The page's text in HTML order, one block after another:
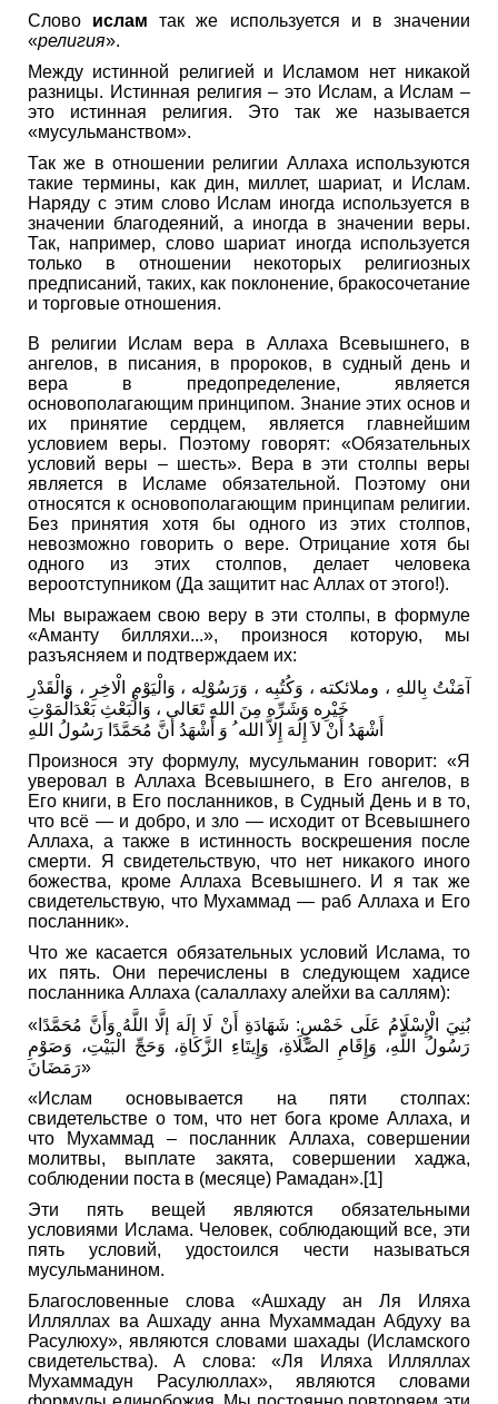
Слово ислам так же используется и в значении
«религия».
Между истинной религией и Исламом нет никакой
разницы. Истинная религия – это Ислам, а Ислам –
это истинная религия. Это так же называется
«мусульманством».
Так же в отношении религии Аллаха используются
такие термины, как дин, миллет, шариат, и Ислам.
Наряду с этим слово Ислам иногда используется в
значении благодеяний, а иногда в значении веры.
Так, например, слово шариат иногда используется
только в отношении некоторых религиозных
предписаний, таких, как поклонение, бракосочетание
и торговые отношения.
В религии Ислам вера в Аллаха Всевышнего, в
ангелов, в писания, в пророков, в судный день и
вера в предопределение, является
основополагающим принципом. Знание этих основ и
их принятие сердцем, является главнейшим
условием веры. Поэтому говорят: «Обязательных
условий веры – шесть». Вера в эти столпы веры
является в Исламе обязательной. Поэтому они
относятся к основополагающим принципам религии.
Без принятия хотя бы одного из этих столпов,
невозможно говорить о вере. Отрицание хотя бы
одного из этих столпов, делает человека
вероотступником (Да защитит нас Аллах от этого!).
Мы выражаем свою веру в эти столпы, в формуле
«Аманту билляхи...», произнося которую, мы
разъясняем и подтверждаем их:
آمَنْتُ بِاللهِ ، وملائكته ، وَكُتُبِه ، وَرَسُوْلِه ، وَالْيَوْمِ الْاخِرِ ، وَالْقَدْرِ
خَيْرِه وَشَرِّه مِنَ اللهِ تَعَالى ، وَالْبَعْثِ بَعْدَالْمَوْتِ
أَشْهَدُ أَنْ لاَ إِلَهَ إِلاَّ الله ُ وَ أَشْهَدُ أَنَّ مُحَمَّدًا رَسُولُ اللهِ
Произнося эту формулу, мусульманин говорит: «Я
уверовал в Аллаха Всевышнего, в Его ангелов, в
Его книги, в Его посланников, в Судный День и в то,
что всё — и добро, и зло — исходит от Всевышнего
Аллаха, а также в истинность воскрешения после
смерти. Я свидетельствую, что нет никакого иного
божества, кроме Аллаха Всевышнего. И я так же
свидетельствую, что Мухаммад — раб Аллаха и Его
посланник».
Что же касается обязательных условий Ислама, то
их пять. Они перечислены в следующем хадисе
посланника Аллаха (салаллаху алейхи ва саллям):
«بُنِيَ الْإِسْلَامُ عَلَى خَمْسٍ: شَهَادَةِ أَنْ لَا إلَهَ إلَّا اللَّهُ وَأَنَّ مُحَمَّدًا
رَسُولُ اللَّهِ، وَإِقَامِ الصَّلَاةِ، وَإِيتَاءِ الزَّكَاةِ، وَحَجِّ الْبَيْتِ، وَصَوْمِ
رَمَضَانَ»
«Ислам основывается на пяти столпах:
свидетельстве о том, что нет бога кроме Аллаха, и
что Мухаммад – посланник Аллаха, совершении
молитвы, выплате закята, совершении хаджа,
соблюдении поста в (месяце) Рамадан».[1]
Эти пять вещей являются обязательными
условиями Ислама. Человек, соблюдающий все, эти
пять условий, удостоился чести называться
мусульманином.
Благословенные слова «Ашхаду ан Ля Иляха
Илляллах ва Ашхаду анна Мухаммадан Абдуху ва
Расулюху», являются словами шахады (Исламского
свидетельства). А слова: «Ля Иляха Илляллах
Мухаммадун Расулюллах», являются словами